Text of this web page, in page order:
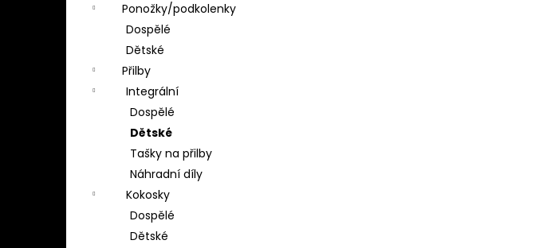
Ponožky/podkolenky
Dospělé
Dětské
Přilby
Integrální
Dospělé
Dětské
Tašky na přilby
Náhradní díly
Kokosky
Dospělé
Dětské